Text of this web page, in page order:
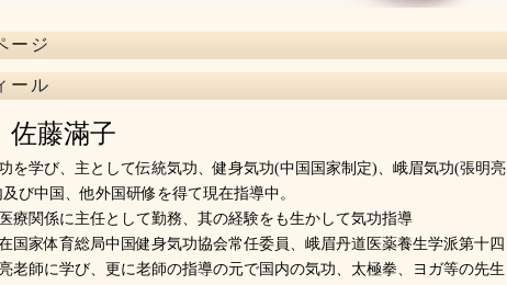
ージ
ール
藤滿子
を学び、主として伝統気功、健身気功(中国国家制定)、峨眉気功(張明亮
び中国、他外国研修を得て現在指導中。
療関係に主任として勤務、其の経験をも生かして気功指導
国家体育総局中国健身気功協会常任委員、峨眉丹道医薬養生学派第十四
老師に学び、更に老師の指導の元で国内の気功、太極拳、ヨガ等の先生